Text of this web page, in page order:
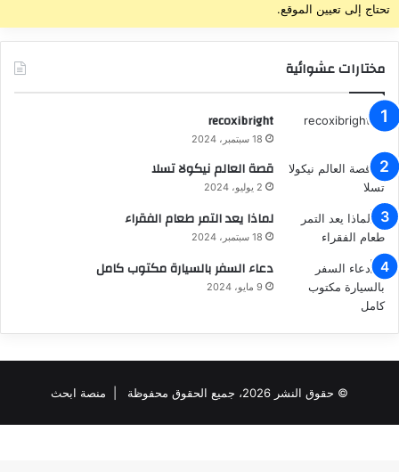
تحتاج إلى تعيين الموقع.
مختارات عشوائية
recoxibright
18 سبتمبر، 2024
قصة العالم نيكولا تسلا
2 يوليو، 2024
لماذا يعد التمر طعام الفقراء
18 سبتمبر، 2024
دعاء السفر بالسيارة مكتوب كامل
9 مايو، 2024
© حقوق النشر 2026، جميع الحقوق محفوظة | منصة ابحث